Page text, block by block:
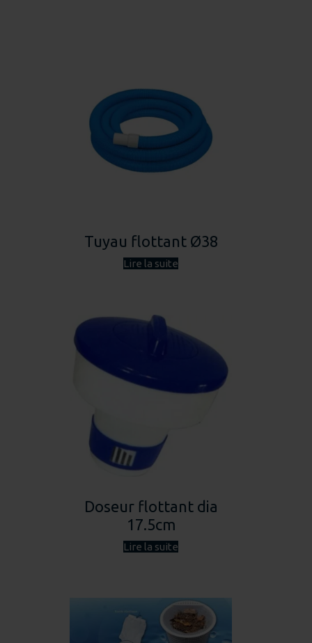
Tuyau flottant Ø38
Lire la suite
Doseur flottant dia
17.5cm
Lire la suite